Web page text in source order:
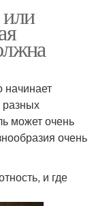
начинает
разных
может очень
очень
и где